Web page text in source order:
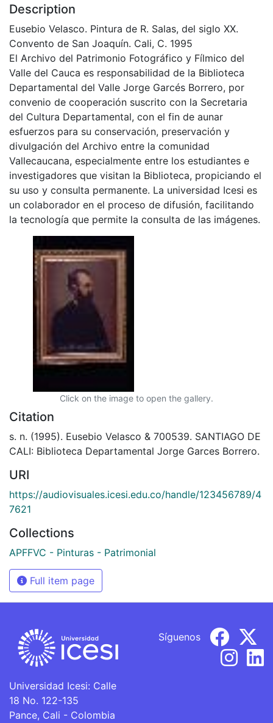
Description
Eusebio Velasco. Pintura de R. Salas, del siglo XX.
Convento de San Joaquín. Cali, C. 1995
El Archivo del Patrimonio Fotográfico y Fílmico del
Valle del Cauca es responsabilidad de la Biblioteca
Departamental del Valle Jorge Garcés Borrero, por
convenio de cooperación suscrito con la Secretaria
del Cultura Departamental, con el fin de aunar
esfuerzos para su conservación, preservación y
divulgación del Archivo entre la comunidad
Vallecaucana, especialmente entre los estudiantes e
investigadores que visitan la Biblioteca, propiciando el
su uso y consulta permanente. La universidad Icesi es
un colaborador en el proceso de difusión, facilitando
la tecnología que permite la consulta de las imágenes.
Click on the image to open the gallery.
Citation
s. n. (1995). Eusebio Velasco & 700539. SANTIAGO DE
CALI: Biblioteca Departamental Jorge Garces Borrero.
URI
https://audiovisuales.icesi.edu.co/handle/123456789/4
7621
Collections
APFFVC - Pinturas - Patrimonial
Full item page
Universidad Icesi: Calle
18 No. 122-135
Pance, Cali - Colombia
Síguenos